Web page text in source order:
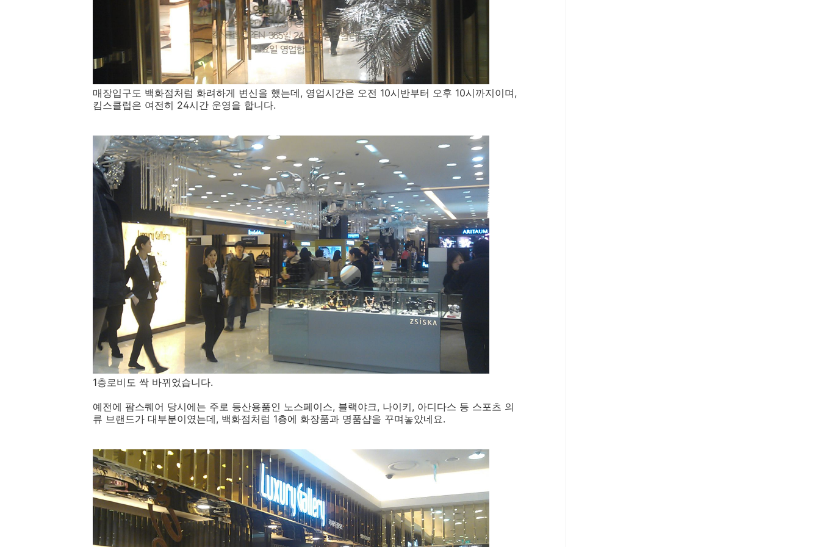
매장입구도 백화점처럼 화려하게 변신을 했는데, 영업시간은 오전 10시반부터 오후 10시까지이며,
킴스클럽은 여전히 24시간 운영을 합니다.
1층로비도 싹 바뀌었습니다.
예전에 팜스퀘어 당시에는 주로 등산용품인 노스페이스, 블랙야크, 나이키, 아디다스 등 스포츠 의
류 브랜드가 대부분이였는데, 백화점처럼 1층에 화장품과 명품샵을 꾸며놓았네요.